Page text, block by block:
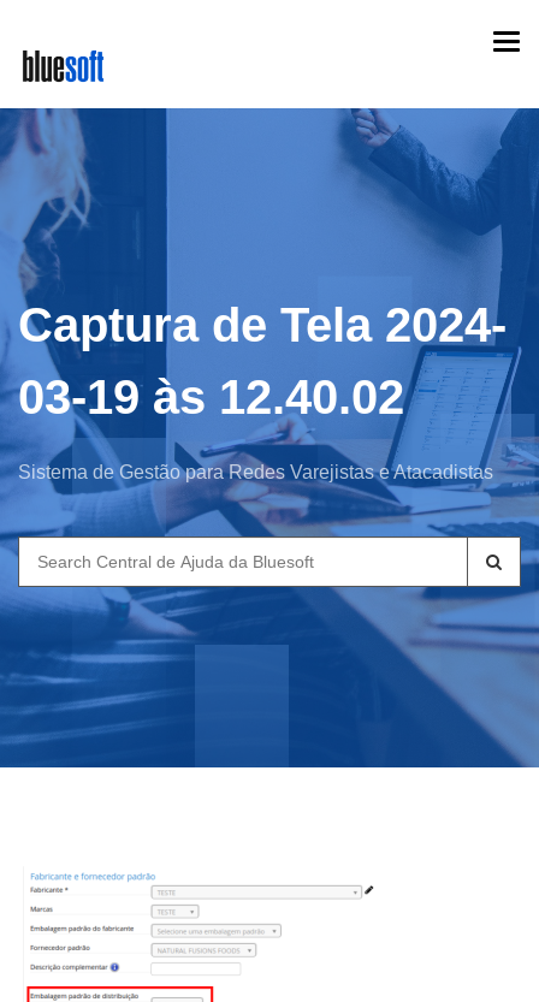
main
content
Captura de Tela 2024-
03-19 às 12.40.02
Sistema de Gestão para Redes Varejistas e Atacadistas
Search
for: